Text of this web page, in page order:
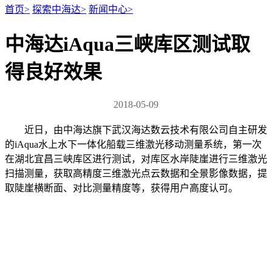
首页> 探索中海达> 新闻中心>
中海达iAqua三峡库区测试取
得良好效果
2018-05-09
近日，由中海达旗下武汉海达数云技术有限公司自主研发
的iAqua水上水下一体化船载三维激光移动测量系统，第一次
在湖北宜昌三峡库区进行测试，对库区水岸陡崖进行三维激光
扫描测量，获取高精度三维激光点云数据和全景影像数据，提
取陡崖横断面、对比测量精度等，获得用户高度认可。